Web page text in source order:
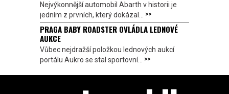
Nejvýkonnější automobil Abarth v historii je
jedním z prvních, který dokázal... >>
PRAGA BABY ROADSTER OVLÁDLA LEDNOVÉ
AUKCE
Vůbec nejdražší položkou lednových aukcí
portálu Aukro se stal sportovní... >>